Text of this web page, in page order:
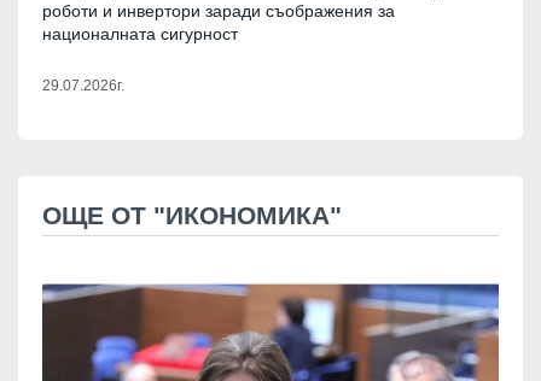
роботи и инвертори заради съображения за
националната сигурност
29.07.2026г.
ОЩЕ ОТ "ИКОНОМИКА"